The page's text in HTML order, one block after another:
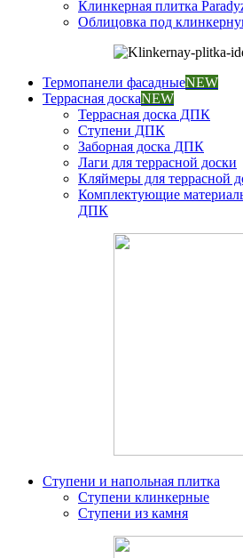
Клинкерная плитка
Облицовка под
Термопанели фасадныеNEW
Террасная доскаNEW
Террасная доска ДПК
Ступени ДПК
Заборная доска ДПК
Лаги для террасной доски
Кляймеры для террасной
Комплектующие
ДПК
Ступени и напольная плитка
Ступени клинкерные
Ступени из камня